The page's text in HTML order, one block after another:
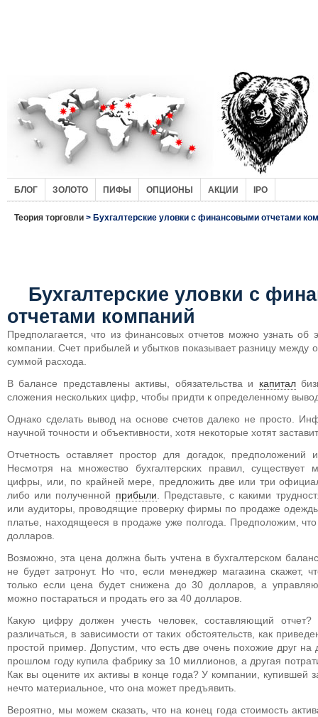
БЛОГ ЗОЛОТО ПИФЫ ОПЦИОНЫ АКЦИИ IPO
Теория торговли > Бухгалтерские уловки с финансовыми отчетами
Бухгалтерские уловки с
отчетами компаний
Предполагается, что из финансовых отчетов можно узнать об
компании. Счет прибылей и убытков показывает разницу
суммой расхода.
В балансе представлены активы, обязательства и капитал
сложения нескольких цифр, чтобы придти к определенному
Однако сделать вывод на основе счетов далеко не просто.
научной точности и объективности, хотя некоторые хотят
Отчетность оставляет простор для догадок, предположений
Несмотря на множество бухгалтерских правил, существует
цифры, или, по крайней мере, предложить две или три
либо или полученной прибыли . Представьте, с какими
или аудиторы, проводящие проверку фирмы по продаже
платье, находящееся в продаже уже полгода. Предположим,
долларов.
Возможно, эта цена должна быть учтена в бухгалтерском
не будет затронут. Но что, если менеджер магазина скажет,
только если цена будет снижена до 30 долларов, а
можно постараться и продать его за 40 долларов.
Какую цифру должен учесть человек, составляющий
различаться, в зависимости от таких обстоятельств, как
простой пример. Допустим, что есть две очень похожие друг на
прошлом году купила фабрику за 10 миллионов, а другая
Как вы оцените их активы в конце года? У компании, купившей
нечто материальное, что она может предъявить.
Вероятно, мы можем сказать, что на конец года стоимость